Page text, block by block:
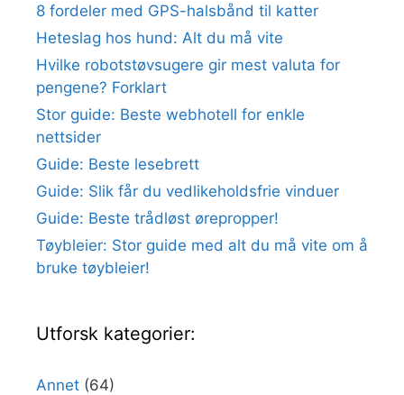
8 fordeler med GPS-halsbånd til katter
Heteslag hos hund: Alt du må vite
Hvilke robotstøvsugere gir mest valuta for
pengene? Forklart
Stor guide: Beste webhotell for enkle
nettsider
Guide: Beste lesebrett
Guide: Slik får du vedlikeholdsfrie vinduer
Guide: Beste trådløst ørepropper!
Tøybleier: Stor guide med alt du må vite om å
bruke tøybleier!
Utforsk kategorier:
Annet (64)